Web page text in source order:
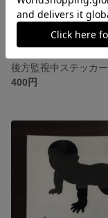
後方監視中ステッカー
400円